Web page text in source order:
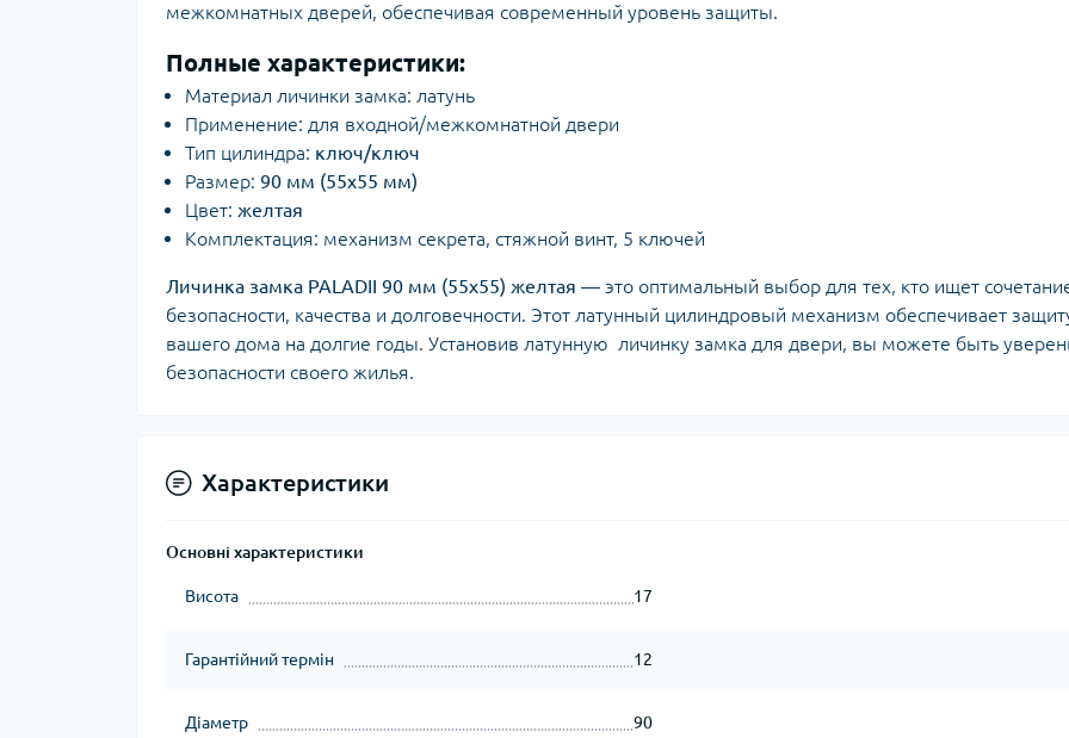
межкомнатных дверей, обеспечивая современный уровень защиты.
Полные характеристики:
Материал личинки замка: латунь
Применение: для входной/межкомнатной двери
Тип цилиндра: ключ/ключ
Размер: 90 мм (55x55 мм)
Цвет: желтая
Комплектация: механизм секрета, стяжной винт, 5 ключей
Личинка замка PALADII 90 мм (55x55) желтая — это оптимальный выбор для тех, кто ищет
безопасности, качества и долговечности. Этот латунный цилиндровый механизм обеспечивает
вашего дома на долгие годы. Установив латунную личинку замка для двери, вы можете быть
безопасности своего жилья.
Характеристики
Основні характеристики
Висота 17
Гарантійний термін 12
Діаметр 90